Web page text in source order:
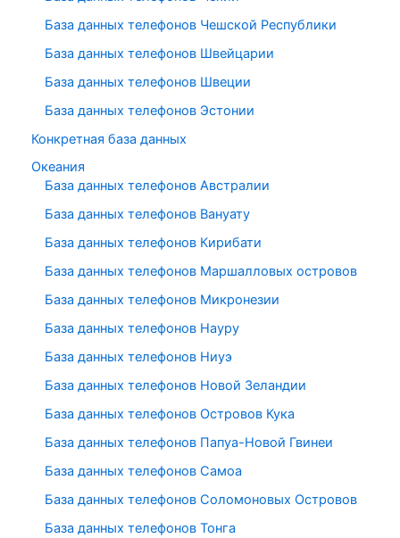
База данных телефонов Чешской Республики
База данных телефонов Швейцарии
База данных телефонов Швеции
База данных телефонов Эстонии
Конкретная база данных
Океания
База данных телефонов Австралии
База данных телефонов Вануату
База данных телефонов Кирибати
База данных телефонов Маршалловых островов
База данных телефонов Микронезии
База данных телефонов Науру
База данных телефонов Ниуэ
База данных телефонов Новой Зеландии
База данных телефонов Островов Кука
База данных телефонов Папуа-Новой Гвинеи
База данных телефонов Самоа
База данных телефонов Соломоновых Островов
База данных телефонов Тонга